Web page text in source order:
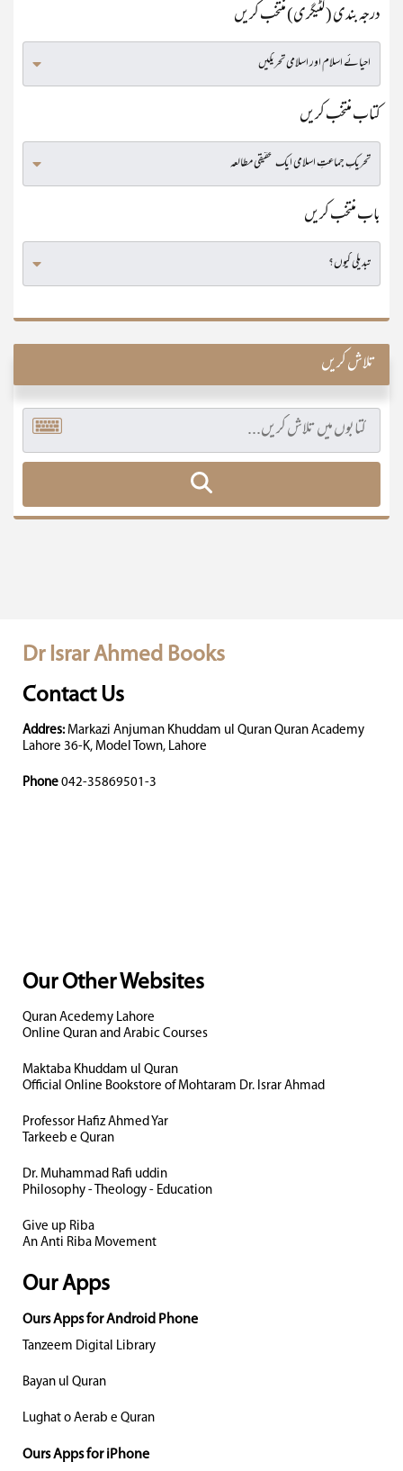
درجہ بندی (کٹیگری) منتخب کریں
کتاب منتخب کریں
باب منتخب کریں
تلاش کریں
Dr Israr Ahmed Books
Contact Us
Addres: Markazi Anjuman Khuddam ul Quran Quran Academy
Lahore 36-K, Model Town, Lahore
Phone 042-35869501-3
Our Other Websites
Quran Acedemy Lahore
Online Quran and Arabic Courses
Maktaba Khuddam ul Quran
Official Online Bookstore of Mohtaram Dr. Israr Ahmad
Professor Hafiz Ahmed Yar
Tarkeeb e Quran
Dr. Muhammad Rafi uddin
Philosophy - Theology - Education
Give up Riba
An Anti Riba Movement
Our Apps
Ours Apps for Android Phone
Tanzeem Digital Library
Bayan ul Quran
Lughat o Aerab e Quran
Ours Apps for iPhone